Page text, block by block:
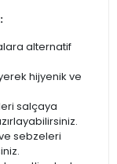
alternatif
hijyenik ve
salçaya
sebzeleri